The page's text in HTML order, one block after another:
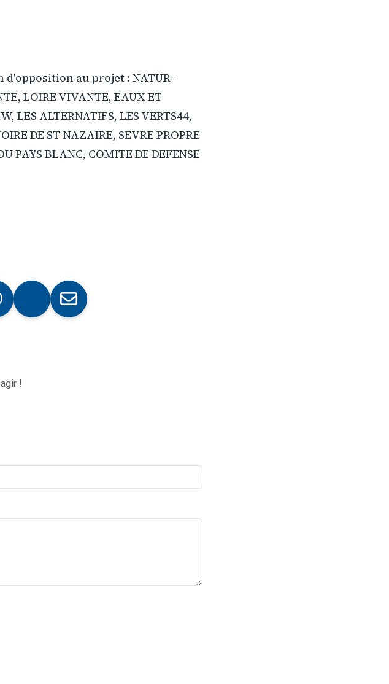
au projet : NATUR-
LOIRE VIVANTE, EAUX ET
LES ALTERNATIFS, LES VERTS44,
DE ST-NAZAIRE, SEVRE PROPRE
PAYS BLANC, COMITE DE DEFENSE
!